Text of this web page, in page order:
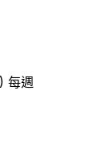
每週